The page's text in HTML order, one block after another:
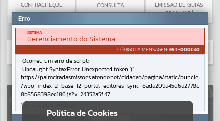
CONTRACHEQUE
CONSULTA
LICITAÇÕES
EMISSÃO DE GUIAS
ISS/ALVARÁ
Resultados para""
Portais
AUTOATENDIMENTO
Política de Cookies
Erro
SISTEMA
Gerenciamento do Sistema
CÓDIGO DA MENSAGEM:EST-000040
Ocorreu um erro de script:
Uncaught SyntaxError: Unexpected token '('
https://palmeiradasmissoes.atende.net/cidadao/pagina/static/bundle
/wpo_index_2_base_l2_portal_editores_sync_8ada209a45d6a2778c
8b8568398ed186.js?v=24352a5f:47
Verificar Mais Detalhes